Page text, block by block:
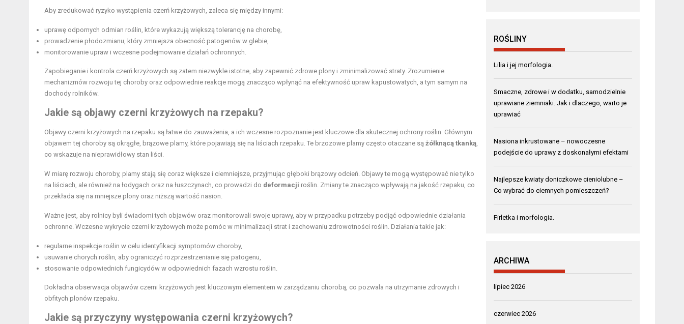
Aby zredukować ryzyko wystąpienia czerń krzyżowych, zaleca się między innymi:
uprawę odpornych odmian roślin, które wykazują większą tolerancję na chorobę,
prowadzenie płodozmianu, który zmniejsza obecność patogenów w glebie,
monitorowanie upraw i wczesne podejmowanie działań ochronnych.
Zapobieganie i kontrola czerń krzyżowych są zatem niezwykle istotne, aby zapewnić zdrowe plony i zminimalizować straty. Zrozumienie
mechanizmów rozwoju tej choroby oraz odpowiednie reakcje mogą znacząco wpłynąć na efektywność upraw kapustowatych, a tym samym na
dochody rolników.
Jakie są objawy czerni krzyżowych na rzepaku?
Objawy czerni krzyżowych na rzepaku są łatwe do zauważenia, a ich wczesne rozpoznanie jest kluczowe dla skutecznej ochrony roślin. Głównym
objawem tej choroby są okrągłe, brązowe plamy, które pojawiają się na liściach rzepaku. Te brzozowe plamy często otaczane są żółknącą tkanką
co wskazuje na nieprawidłowy stan liści.
W miarę rozwoju choroby, plamy stają się coraz większe i ciemniejsze, przyjmując głęboki brązowy odcień. Objawy te mogą występować nie tylko
na liściach, ale również na łodygach oraz na łuszczynach, co prowadzi do deformacji roślin. Zmiany te znacząco wpływają na jakość rzepaku, co
przekłada się na mniejsze plony oraz niższą wartość nasion.
Ważne jest, aby rolnicy byli świadomi tych objawów oraz monitorowali swoje uprawy, aby w przypadku potrzeby podjąć odpowiednie działania
ochronne. Wczesne wykrycie czerni krzyżowych może pomóc w minimalizacji strat i zachowaniu zdrowotności roślin. Działania takie jak:
regularne inspekcje roślin w celu identyfikacji symptomów choroby,
usuwanie chorych roślin, aby ograniczyć rozprzestrzenianie się patogenu,
stosowanie odpowiednich fungicydów w odpowiednich fazach wzrostu roślin.
Dokładna obserwacja objawów czerni krzyżowych jest kluczowym elementem w zarządzaniu chorobą, co pozwala na utrzymanie zdrowych i
obfitych plonów rzepaku.
Jakie są przyczyny występowania czerni krzyżowych?
ROŚLINY
Lilia i jej morfologia.
Smaczne, zdrowe i w dodatku, samodzielnie
uprawiane ziemniaki. Jak i dlaczego, warto je
uprawiać
Nasiona inkrustowane – nowoczesne
podejście do uprawy z doskonałymi efektami
Najlepsze kwiaty doniczkowe cieniolubne –
Co wybrać do ciemnych pomieszczeń?
Firletka i morfologia.
ARCHIWA
lipiec 2026
czerwiec 2026